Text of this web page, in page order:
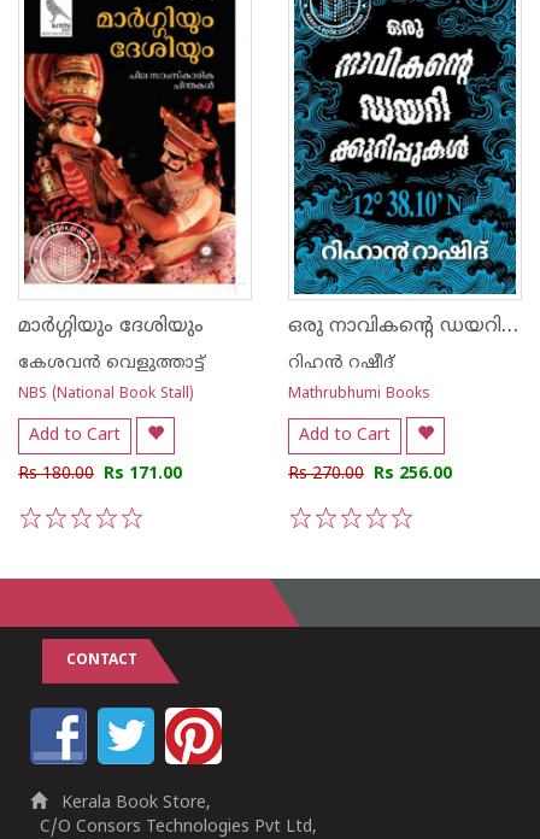
മാർഗ്ഗിയും ദേശിയും
കേശവന്‍ വെളുത്താട്ട്‌
NBS (National Book Stall)
Add to Cart
Rs 180.00 Rs 171.00
ഒരു നാവികന്റെ ഡയറിക്കുറിപ്പുകൾ
റിഹന്‍ റഷീദ്
Mathrubhumi Books
Add to Cart
Rs 270.00 Rs 256.00
CONTACT
Kerala Book Store,
C/O Consors Technologies Pvt Ltd,